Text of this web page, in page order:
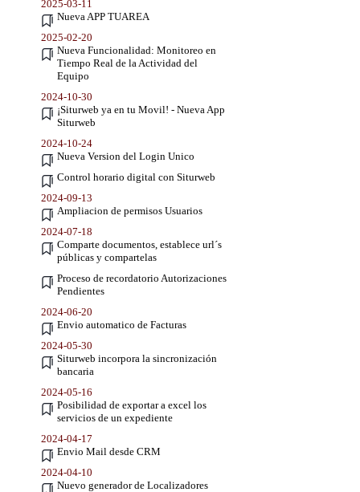
2025-03-11
Nueva APP TUAREA
2025-02-20
Nueva Funcionalidad: Monitoreo en
Tiempo Real de la Actividad del
Equipo
2024-10-30
¡Siturweb ya en tu Movil! - Nueva App
Siturweb
2024-10-24
Nueva Version del Login Unico
Control horario digital con Siturweb
2024-09-13
Ampliacion de permisos Usuarios
2024-07-18
Comparte documentos, establece url´s
públicas y compartelas
Proceso de recordatorio Autorizaciones
Pendientes
2024-06-20
Envio automatico de Facturas
2024-05-30
Siturweb incorpora la sincronización
bancaria
2024-05-16
Posibilidad de exportar a excel los
servicios de un expediente
2024-04-17
Envio Mail desde CRM
2024-04-10
Nuevo generador de Localizadores